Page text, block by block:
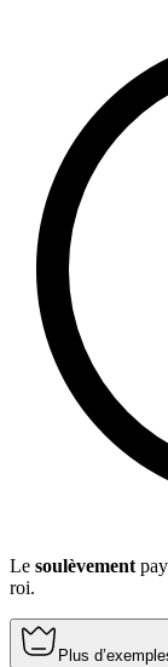
Le soulèvement
roi.
Plus